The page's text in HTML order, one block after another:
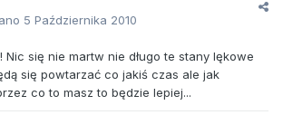
5 Października 2010
Nic się nie martw nie długo te stany lękowe
się powtarzać co jakiś czas ale jak
co to masz to będzie lepiej...